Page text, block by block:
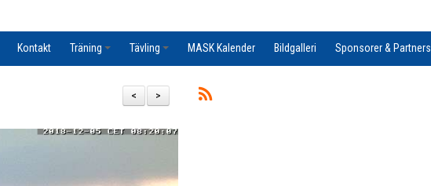
Kontakt Träning Tävling MASK Kalender Bildgalleri Sponsorer & Partners
>
<